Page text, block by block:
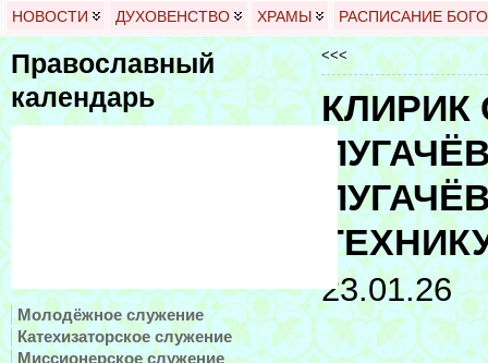
НОВОСТИ ДУХОВЕНСТВО ХРАМЫ РАСПИСАНИЕ
Православный
календарь
Молодёжное служение
Катехизаторское служение
Миссионерское служение
<<<
КЛИРИК
23.01.26